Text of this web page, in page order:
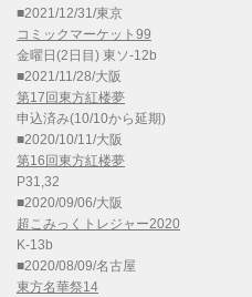
■2021/12/31/東京
コミックマーケット99
金曜日(2日目) 東ソ-12b
■2021/11/28/大阪
第17回東方紅楼夢
申込済み(10/10から延期)
■2020/10/11/大阪
第16回東方紅楼夢
P31,32
■2020/09/06/大阪
超こみっくトレジャー2020
K-13b
■2020/08/09/名古屋
東方名華祭14